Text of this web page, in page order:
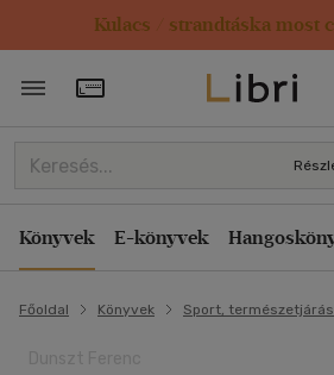
Kulacs / strandtáska most
Törzsvásárlói Kártya adatai
Könyvek E-könyvek
Főoldal Könyvek Sport, természetjárás